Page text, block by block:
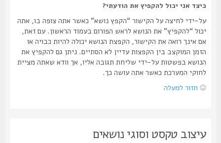
כיצד אני יכול להקפיץ את הודעתי?
על-ידי לחיצה על הקישור “הקפץ נושא” כאשר אתה צופה בו, אתה
יכול “להקפיץ” את הנושא לראש הפורום בעמוד הראשון. עם זאת,
אם אינך רואה את הקישור, הקפצת הנושא יכולה להיות כבויה או
הזמן המוקצב בין הקפצות עדיין לא הסתיים. ניתן גם להקפיץ את
הנושא בפשטות על-ידי שליחת תגובה אליו, אך וודא שאתה מציית
לחוקי המערכת כאשר אתה עושה כך.
חזור למעלה
עיצוב טקסט וסוגי נושאים